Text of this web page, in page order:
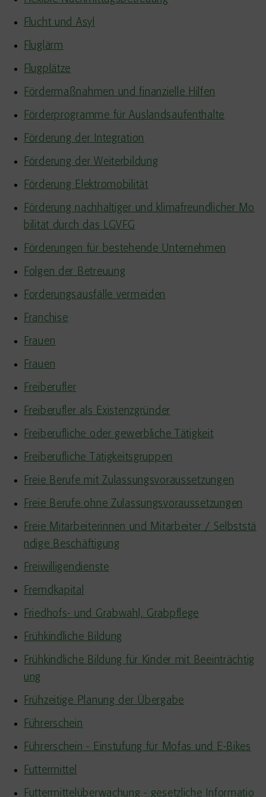
Flucht und Asyl
Fluglärm
Flugplätze
Fördermaßnahmen und finanzielle Hilfen
Förderprogramme für Auslandsaufenthalte
Förderung der Integration
Förderung der Weiterbildung
Förderung Elektromobilität
Förderung nachhaltiger und klimafreundlicher Mo
bilität durch das LGVFG
Förderungen für bestehende Unternehmen
Folgen der Betreuung
Forderungsausfälle vermeiden
Franchise
Frauen
Frauen
Freiberufler
Freiberufler als Existenzgründer
Freiberufliche oder gewerbliche Tätigkeit
Freiberufliche Tätigkeitsgruppen
Freie Berufe mit Zulassungsvoraussetzungen
Freie Berufe ohne Zulassungsvoraussetzungen
Freie Mitarbeiterinnen und Mitarbeiter / Selbststä
ndige Beschäftigung
Freiwilligendienste
Fremdkapital
Friedhofs- und Grabwahl, Grabpflege
Frühkindliche Bildung
Frühkindliche Bildung für Kinder mit Beeinträchtig
ung
Frühzeitige Planung der Übergabe
Führerschein
Führerschein - Einstufung für Mofas und E-Bikes
Futtermittel
Futtermittelüberwachung - gesetzliche Informatio